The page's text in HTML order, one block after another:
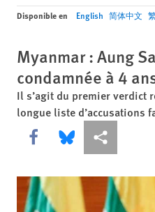
Disponible en English 简体中文
Myanmar : Aung
condamnée à 4
Il s’agit du premier verdict
longue liste d’accusations
Share this via Facebook
Share this via
Share this